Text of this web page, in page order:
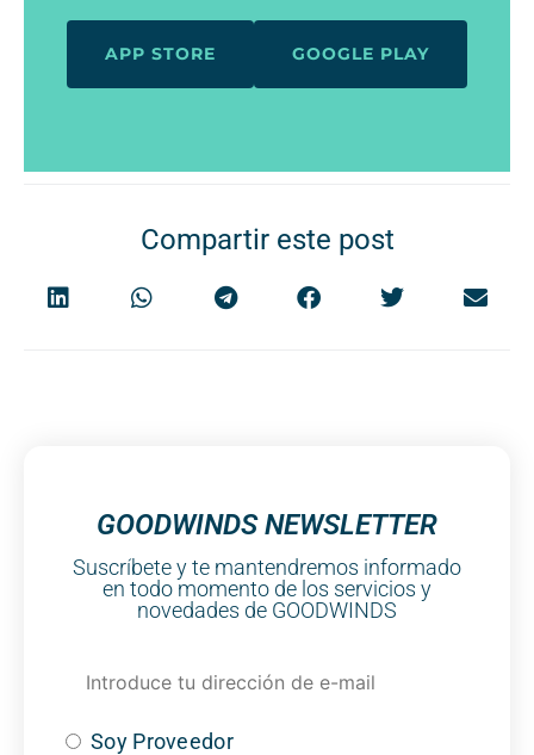
APP STORE GOOGLE PLAY
Compartir este post
GOODWINDS NEWSLETTER
Suscríbete y te mantendremos informado
en todo momento de los servicios y
novedades de GOODWINDS
Soy Proveedor